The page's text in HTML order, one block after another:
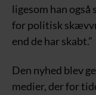
ligesom han
for politisk
end de har skabt.”
Den nyhed blev
medier, der for